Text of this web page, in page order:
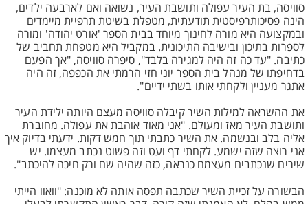
סוויסה, בת העיר עפולה ותושבת העיר, נשואה ואם לארבעה ילדים,
הינה פסיכותרפיסטית תודעתית, מטפלת בשיטת תרפיית מיימדים
ובמקצועה היא מורה לחינוך מיוחד בבית הספר 'אורט יהודה' ומורה
לספרות בתיכון ובישיבה התיכונית. במקביל היא מטפחת תחביב של
כתיבה. "עד כה זה היה למגירה בלבד", סיפרה סוויסה, "אך הפעם
בדחיפתו של מנהל בית הספר יוני חזי הרמתי את הכפפה, זה היה
אתגר מעניין ולקחתי אותו בשתי ידיים".
⁠את ההשראה למילות השיר קיבלה סוויסה מעצם היותה ילידת העיר
ותושבת העיר מאז ומעולם. "אני מאוד אוהבת את עפולה. מחוברת
אליה בלב ובנשמה. את השיר כתבתי תוך חמש דקות. ידעתי בדיוק איך
אני רוצה שזה ישמע. לקחתי דף ועט וזה פשוט נכתב מעצמו. יש
שירים שנכתבים מעצמם כנראה, כזה שהיה שם ורק חיכה להיכתב".
הבשורה על זכיית השיר שכתבה תפסה אותה לא מוכנה: "וואוו הייתי